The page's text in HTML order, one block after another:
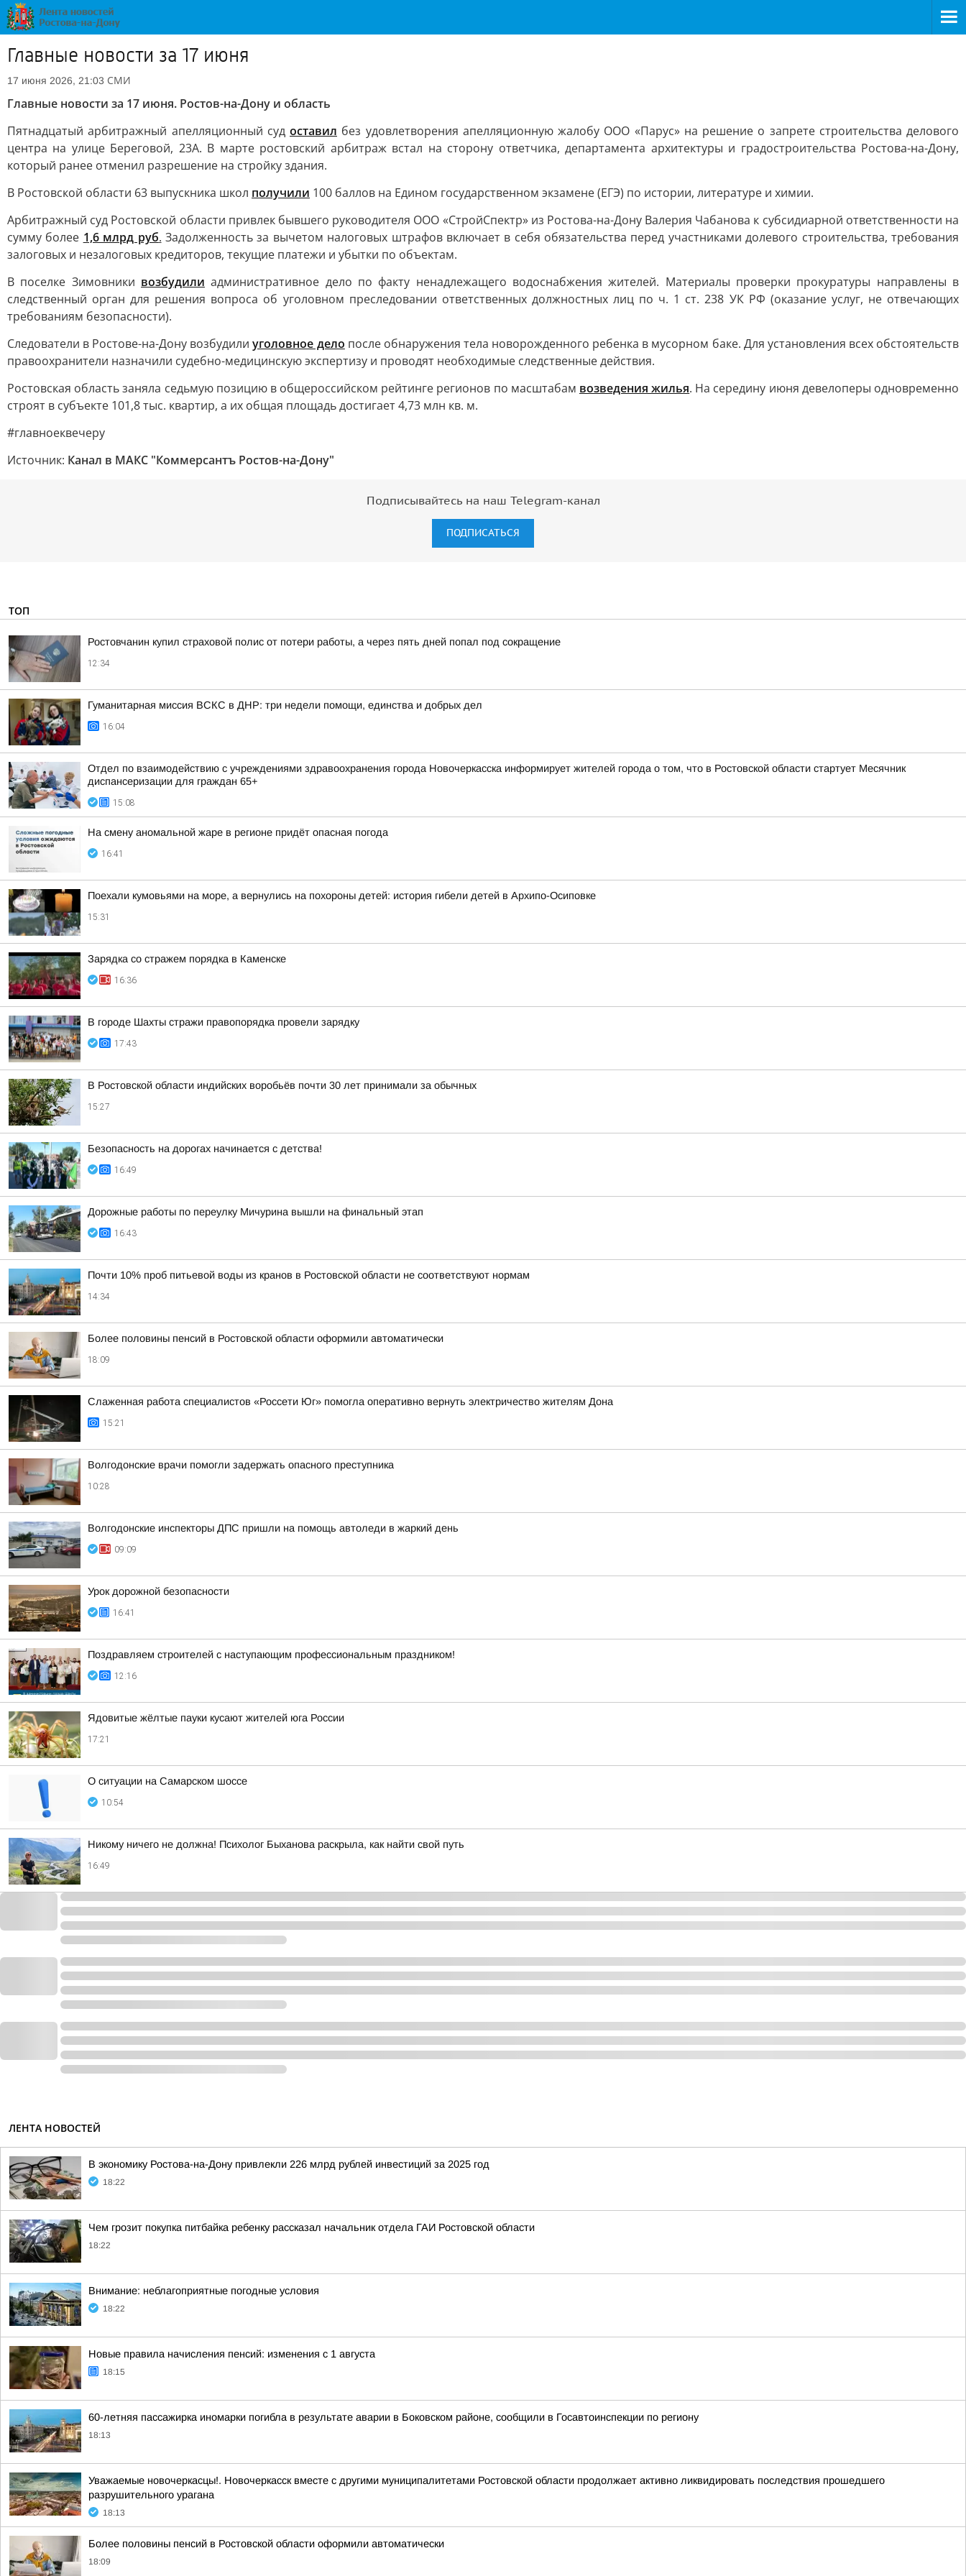
Главные новости за 17 июня
17 июня 2026, 21:03 СМИ
Главные новости за 17 июня. Ростов-на-Дону и область
Пятнадцатый арбитражный апелляционный суд оставил без удовлетворения апелляционную жалобу ООО «Парус» на решение о запрете строительства делового
центра на улице Береговой, 23А. В марте ростовский арбитраж встал на сторону ответчика, департамента архитектуры и градостроительства Ростова-на-Дону,
который ранее отменил разрешение на стройку здания.
В Ростовской области 63 выпускника школ получили 100 баллов на Едином государственном экзамене (ЕГЭ) по истории, литературе и химии.
Арбитражный суд Ростовской области привлек бывшего руководителя ООО «СтройСпектр» из Ростова-на-Дону Валерия Чабанова к субсидиарной ответственности на
сумму более 1,6 млрд руб. Задолженность за вычетом налоговых штрафов включает в себя обязательства перед участниками долевого строительства, требования
залоговых и незалоговых кредиторов, текущие платежи и убытки по объектам.
В поселке Зимовники возбудили административное дело по факту ненадлежащего водоснабжения жителей. Материалы проверки прокуратуры направлены в
следственный орган для решения вопроса об уголовном преследовании ответственных должностных лиц по ч. 1 ст. 238 УК РФ (оказание услуг, не отвечающих
требованиям безопасности).
Следователи в Ростове-на-Дону возбудилиуголовное дело после обнаружения тела новорожденного ребенка в мусорном баке. Для установления всех обстоятельств
правоохранители назначили судебно-медицинскую экспертизу и проводят необходимые следственные действия.
Ростовская область заняла седьмую позицию в общероссийском рейтинге регионов по масштабам возведения жилья. На середину июня девелоперы одновременно
строят в субъекте 101,8 тыс. квартир, а их общая площадь достигает 4,73 млн кв. м.
#главноеквечеру
Источник: Канал в МАКС "Коммерсантъ Ростов-на-Дону"
Подписывайтесь на наш Telegram-канал
ПОДПИСАТЬСЯ
ТОП
Ростовчанин купил страховой полис от потери работы, а через пять дней попал под сокращение
12:34
Гуманитарная миссия ВСКС в ДНР: три недели помощи, единства и добрых дел
16:04
Отдел по взаимодействию с учреждениями здравоохранения города Новочеркасска информирует жителей города о том, что в Ростовской области стартует Месячник
диспансеризации для граждан 65+
15:08
На смену аномальной жаре в регионе придёт опасная погода
16:41
Поехали кумовьями на море, а вернулись на похороны детей: история гибели детей в Архипо-Осиповке
15:31
Зарядка со стражем порядка в Каменске
16:36
В городе Шахты стражи правопорядка провели зарядку
17:43
В Ростовской области индийских воробьёв почти 30 лет принимали за обычных
15:27
Безопасность на дорогах начинается с детства!
16:49
Дорожные работы по переулку Мичурина вышли на финальный этап
16:43
Почти 10% проб питьевой воды из кранов в Ростовской области не соответствуют нормам
14:34
Более половины пенсий в Ростовской области оформили автоматически
18:09
Слаженная работа специалистов «Россети Юг» помогла оперативно вернуть электричество жителям Дона
15:21
Волгодонские врачи помогли задержать опасного преступника
10:28
Волгодонские инспекторы ДПС пришли на помощь автоледи в жаркий день
09:09
Урок дорожной безопасности
16:41
Поздравляем строителей с наступающим профессиональным праздником!
12:16
Ядовитые жёлтые пауки кусают жителей юга России
17:21
О ситуации на Самарском шоссе
10:54
Никому ничего не должна! Психолог Быханова раскрыла, как найти свой путь
16:49
ЛЕНТА НОВОСТЕЙ
В экономику Ростова-на-Дону привлекли 226 млрд рублей инвестиций за 2025 год
18:22
Чем грозит покупка питбайка ребенку рассказал начальник отдела ГАИ Ростовской области
18:22
Внимание: неблагоприятные погодные условия
18:22
Новые правила начисления пенсий: изменения с 1 августа
18:15
60-летняя пассажирка иномарки погибла в результате аварии в Боковском районе, сообщили в Госавтоинспекции по региону
18:13
Уважаемые новочеркасцы!. Новочеркасск вместе с другими муниципалитетами Ростовской области продолжает активно ликвидировать последствия прошедшего
разрушительного урагана
18:13
Более половины пенсий в Ростовской области оформили автоматически
18:09